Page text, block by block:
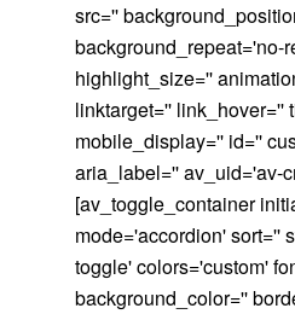
src=''
background_repeat='no-
highlight_size=''
linktarget='' link_hover=''
mobile_display='' id=''
aria_label='' av_uid='av-
[av_toggle_container
mode='accordion' sort=''
toggle' colors='custom'
background_color=''